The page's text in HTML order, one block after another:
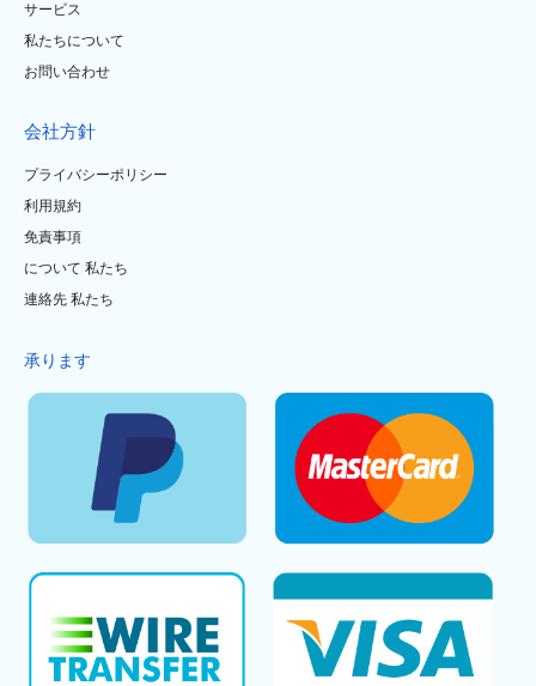
サービス
私たちについて
お問い合わせ
会社方針
プライバシーポリシー
利用規約
免責事項
について 私たち
連絡先 私たち
承ります